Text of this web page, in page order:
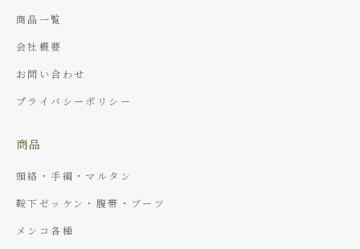
商品一覧
会社概要
お問い合わせ
プライバシーポリシー
商品
頭絡・手綱・マルタン
鞍下ゼッケン・腹帯・ブーツ
メンコ各種